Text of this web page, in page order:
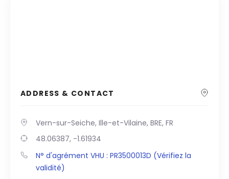
ADDRESS & CONTACT
Vern-sur-Seiche, Ille-et-Vilaine, BRE, FR
48.06387, -1.61934
N° d'agrément VHU : PR3500013D (Vérifiez la
validité)